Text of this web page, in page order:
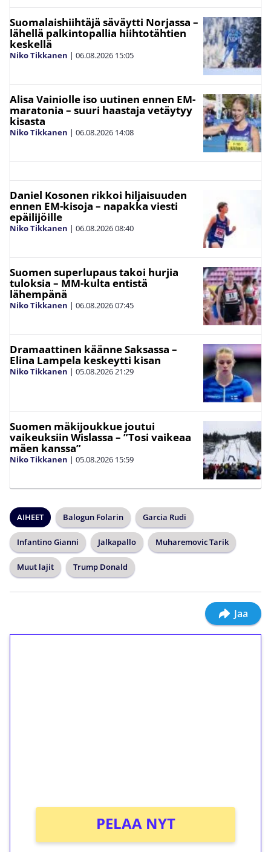
Suomalaishiihtäjä säväytti Norjassa –
lähellä palkintopallia hiihtotähtien
keskellä
Niko Tikkanen | 06.08.2026 15:05
Alisa Vainiolle iso uutinen ennen EM-
maratonia – suuri haastaja vetäytyy
kisasta
Niko Tikkanen | 06.08.2026 14:08
Daniel Kosonen rikkoi hiljaisuuden
ennen EM-kisoja – napakka viesti
epäilijöille
Niko Tikkanen | 06.08.202608:40
Suomen superlupaus takoi hurjia
tuloksia – MM-kulta entistä
lähempänä
Niko Tikkanen | 06.08.202607:45
Dramaattinen käänne Saksassa –
Elina Lampela keskeytti kisan
Niko Tikkanen | 05.08.202621:29
Suomen mäkijoukkue joutui
vaikeuksiin Wislassa – ”Tosi vaikeaa
mäen kanssa”
Niko Tikkanen | 05.08.2026 15:59
AIHEET Balogun Folarin Garcia Rudi
Infantino Gianni Jalkapallo Muharemovic Tarik
Muut lajit Trump Donald
Jaa
PELAA NYT